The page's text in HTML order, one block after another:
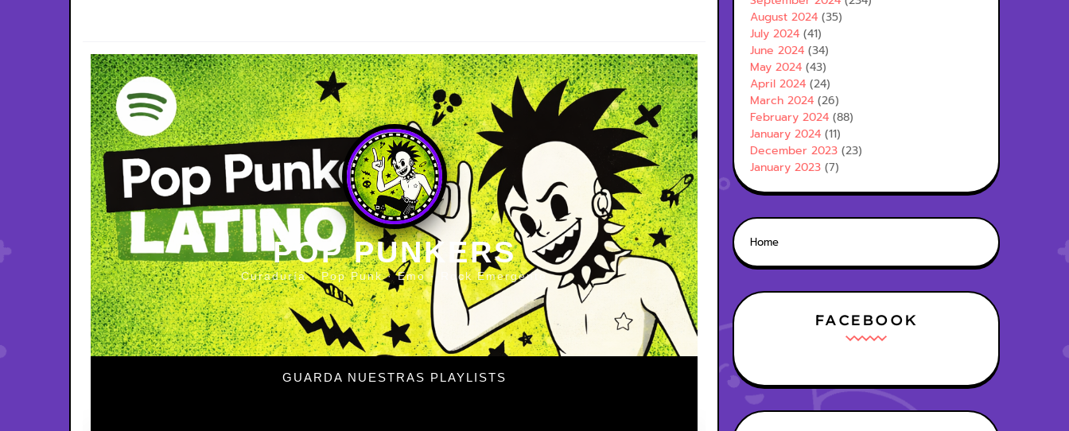
POP PUNKERS
Curaduría · Pop Punk · Emo · Rock Emergente
GUARDA NUESTRAS PLAYLISTS
August 2024 (35)
July 2024 (41)
June 2024 (34)
May 2024 (43)
April 2024 (24)
March 2024 (26)
February 2024 (88)
January 2024 (11)
December 2023 (23)
January 2023 (7)
Home
FACEBOOK